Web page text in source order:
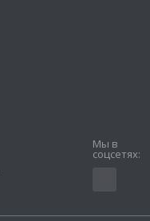
Мы в
соцсетях: